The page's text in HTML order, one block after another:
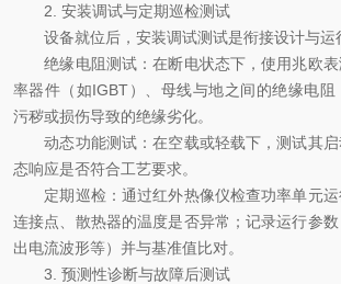
2. 安装调试与定期巡检测试
设备就位后，安装调试测试是衔接设计与运
绝缘电阻测试：在断电状态下，使用兆欧表
率器件（如IGBT）、母线与地之间的绝缘电阻
污秽或损伤导致的绝缘劣化。
动态功能测试：在空载或轻载下，测试其启
态响应是否符合工艺要求。
定期巡检：通过红外热像仪检查功率单元运
连接点、散热器的温度是否异常；记录运行参
出电流波形等）并与基准值比对。
3. 预测性诊断与故障后测试